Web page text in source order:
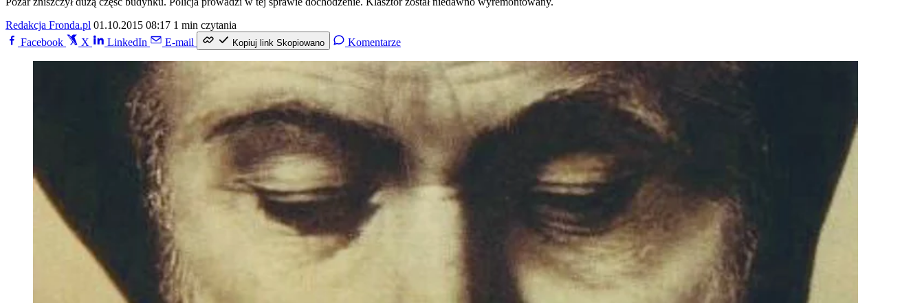
Redakcja Fronda.pl 01.10.2015 08:17 1 min czytania
Facebook
X LinkedIn E-mail Kopiuj link Skopiowano Komentarze